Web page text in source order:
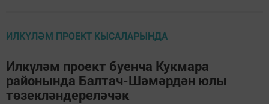
ИЛКҮЛӘМ ПРОЕКТ КЫСАЛАРЫНДА
Илкүләм проект буенча Кукмара
районында Балтач-Шәмәрдән юлы
төзекләндереләчәк